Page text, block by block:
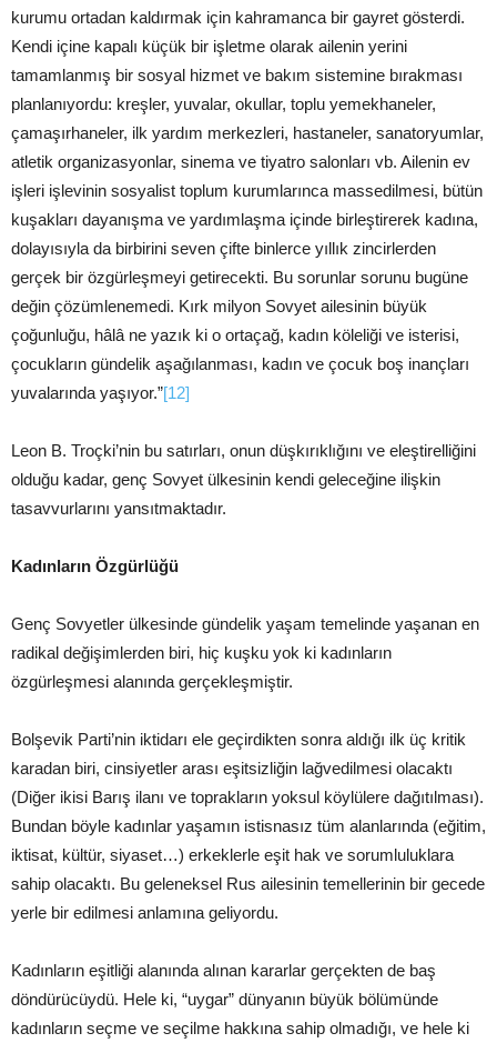
kurumu ortadan kaldırmak için kahramanca bir gayret gösterdi.
Kendi içine kapalı küçük bir işletme olarak ailenin yerini
tamamlanmış bir sosyal hizmet ve bakım sistemine bırakması
planlanıyordu: kreşler, yuvalar, okullar, toplu yemekhaneler,
çamaşırhaneler, ilk yardım merkezleri, hastaneler, sanatoryumlar,
atletik organizasyonlar, sinema ve tiyatro salonları vb. Ailenin ev
işleri işlevinin sosyalist toplum kurumlarınca massedilmesi, bütün
kuşakları dayanışma ve yardımlaşma içinde birleştirerek kadına,
dolayısıyla da birbirini seven çifte binlerce yıllık zincirlerden
gerçek bir özgürleşmeyi getirecekti. Bu sorunlar sorunu bugüne
değin çözümlenemedi. Kırk milyon Sovyet ailesinin büyük
çoğunluğu, hâlâ ne yazık ki o ortaçağ, kadın köleliği ve isterisi,
çocukların gündelik aşağılanması, kadın ve çocuk boş inançları
yuvalarında yaşıyor.”[12]
Leon B. Troçki’nin bu satırları, onun düşkırıklığını ve eleştirelliğini
olduğu kadar, genç Sovyet ülkesinin kendi geleceğine ilişkin
tasavvurlarını yansıtmaktadır.
Kadınların Özgürlüğü
Genç Sovyetler ülkesinde gündelik yaşam temelinde yaşanan en
radikal değişimlerden biri, hiç kuşku yok ki kadınların
özgürleşmesi alanında gerçekleşmiştir.
Bolşevik Parti’nin iktidarı ele geçirdikten sonra aldığı ilk üç kritik
karadan biri, cinsiyetler arası eşitsizliğin lağvedilmesi olacaktı
(Diğer ikisi Barış ilanı ve toprakların yoksul köylülere dağıtılması).
Bundan böyle kadınlar yaşamın istisnasız tüm alanlarında (eğitim,
iktisat, kültür, siyaset…) erkeklerle eşit hak ve sorumluluklara
sahip olacaktı. Bu geleneksel Rus ailesinin temellerinin bir gecede
yerle bir edilmesi anlamına geliyordu.
Kadınların eşitliği alanında alınan kararlar gerçekten de baş
döndürücüydü. Hele ki, “uygar” dünyanın büyük bölümünde
kadınların seçme ve seçilme hakkına sahip olmadığı, ve hele ki